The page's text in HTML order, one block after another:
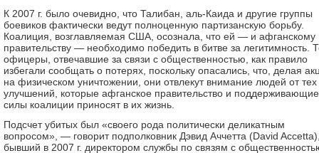
К 2007 г. было очевидно, что Талибан, аль-Каида и другие группы
боевиков фактически ведут полноценную партизанскую борьбу.
Коалиция, возглавляемая США, осознала, что ей — и афганскому
правительству — необходимо победить в битве за легитимность.
офицеры, отвечавшие за связи с общественностью, как правило
избегали сообщать о потерях, поскольку опасались, что, делая
на физическом уничтожении, они отвлекут внимание людей от тех
улучшений, которые афганское правительство и
силы коалиции приносят в их жизнь.
Подсчет убитых был «своего рода политически деликатным
вопросом», — говорит подполковник Дэвид Аччетта (David
бывший в 2007 г. директором службы по связям с